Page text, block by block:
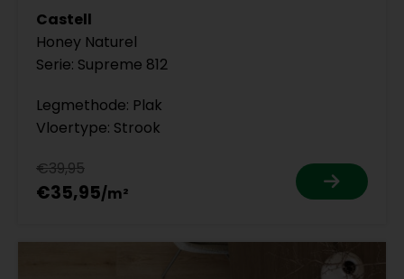
Castell
Honey Naturel
Serie: Supreme 812
Legmethode: Plak
Vloertype: Strook
€39,95
€35,95